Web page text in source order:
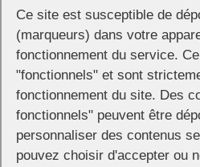
dans le local d’Exaequo 25 rue du Jard
Ce site est susceptible de
(marqueurs) dans votre
fonctionnement du service.
"fonctionnels" et sont
fonctionnement du site. Des
fonctionnels" peuvent être
personnaliser des contenus
pouvez choisir d'accepter ou